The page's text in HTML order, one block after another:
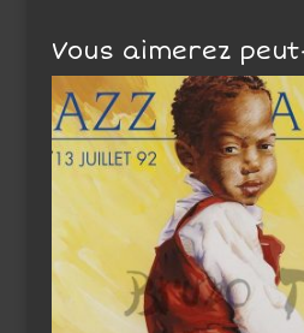
Vous aimerez